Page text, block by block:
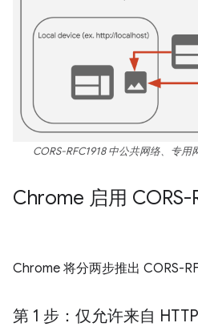
CORS-RFC1918 中公共网络、专用
Chrome 启用 CORS-
Chrome 将分两步推出 CORS-
第 1 步：仅允许来自